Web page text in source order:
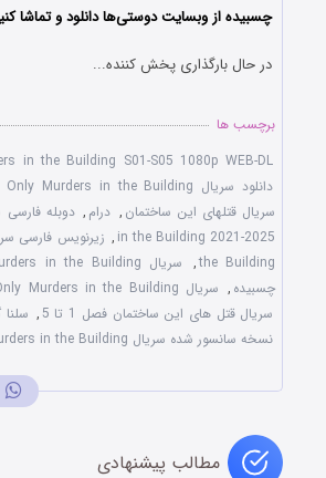
چسبیده از وبسایت دوستی‌ها دانلود و تماشا
در حال بارگذاری پخش کننده...
برچسب ها
in the Building S01-S05 1080p WEB-DL
دانلود سریال Only Murders in the Building فصل 1 تا 5
سریال قتلهای این ساختمان , درام ,
in the Building 2021-2025
,
the Building
,
چسبیده , سریال Only Murders in the Building فصل اول تا پنجم
سریال قتل های این ساختمان فصل 1 تا 5
, سلنا
نسخه سانسور شده سریال Only Murders in the Building
مطالب پیشنهادی